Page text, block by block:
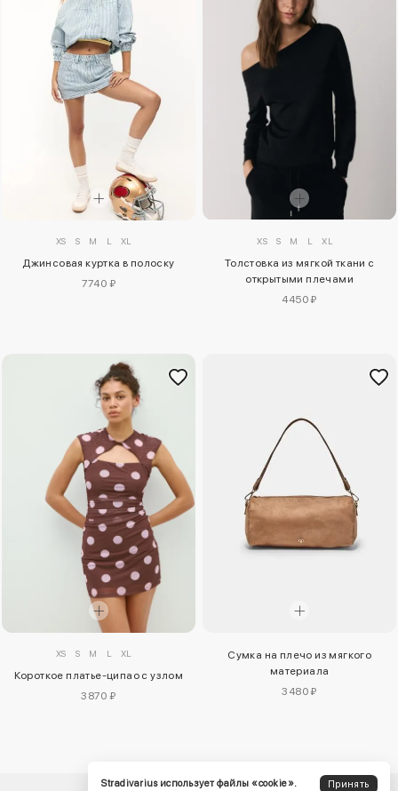
XS S M L XL
Джинсовая куртка в полоску
7740 ₽
XS S M L XL
Толстовка из мягкой ткани с
открытыми плечами
4450 ₽
XS S M L XL
Короткое платье-ципао с узлом
3870 ₽
Сумка на плечо из мягкого
материала
3480 ₽
Stradivarius использует файлы «cookie».
Принять